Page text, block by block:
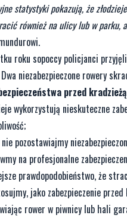
statystyki pokazują, że
również na ulicy lub w parku,
roku sopoccy policjanci
niezabezpieczone rowery
przed
wykorzystują nieskuteczne
pozostawiajmy
na profesjonalne
prawdopodobieństwo, że
jako zabezpieczenie
rower w piwnicy lub hali